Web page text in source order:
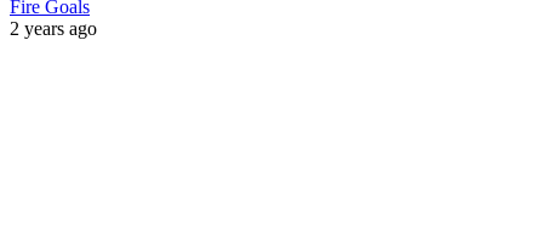
Fire Goals
2 years ago